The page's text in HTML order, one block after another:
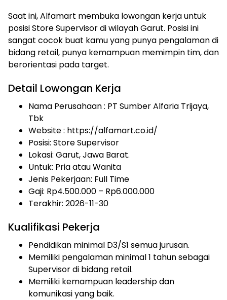
Saat ini, Alfamart membuka lowongan kerja untuk
posisi Store Supervisor di wilayah Garut. Posisi ini
sangat cocok buat kamu yang punya pengalaman di
bidang retail, punya kemampuan memimpin tim, dan
berorientasi pada target.
Detail Lowongan Kerja
Nama Perusahaan : PT Sumber Alfaria Trijaya,
Tbk
Website : https://alfamart.co.id/
Posisi: Store Supervisor
Lokasi: Garut, Jawa Barat.
Untuk: Pria atau Wanita
Jenis Pekerjaan: Full Time
Gaji: Rp4.500.000 – Rp6.000.000
Terakhir: 2026-11-30
Kualifikasi Pekerja
Pendidikan minimal D3/S1 semua jurusan.
Memiliki pengalaman minimal 1 tahun sebagai
Supervisor di bidang retail.
Memiliki kemampuan leadership dan
komunikasi yang baik.